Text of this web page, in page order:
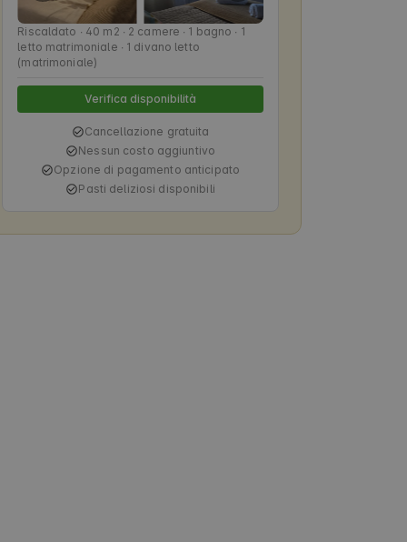
Riscaldato ∙ 40 m2 ∙ 2 camere ∙ 1 bagno ∙ 1
letto matrimoniale ∙ 1 divano letto
(matrimoniale)
Verifica disponibilità
Cancellazione gratuita
Nessun costo aggiuntivo
Opzione di pagamento anticipato
Pasti deliziosi disponibili